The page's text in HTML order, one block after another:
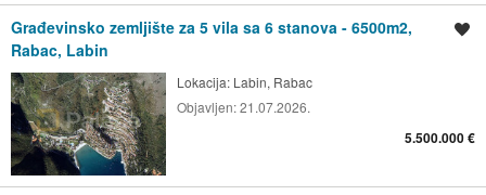
Građevinsko zemljište za 5 vila sa 6 stanova - 6500m2,
Rabac, Labin
Lokacija: Labin, Rabac
Objavljen:21.07.2026.
5.500.000 €